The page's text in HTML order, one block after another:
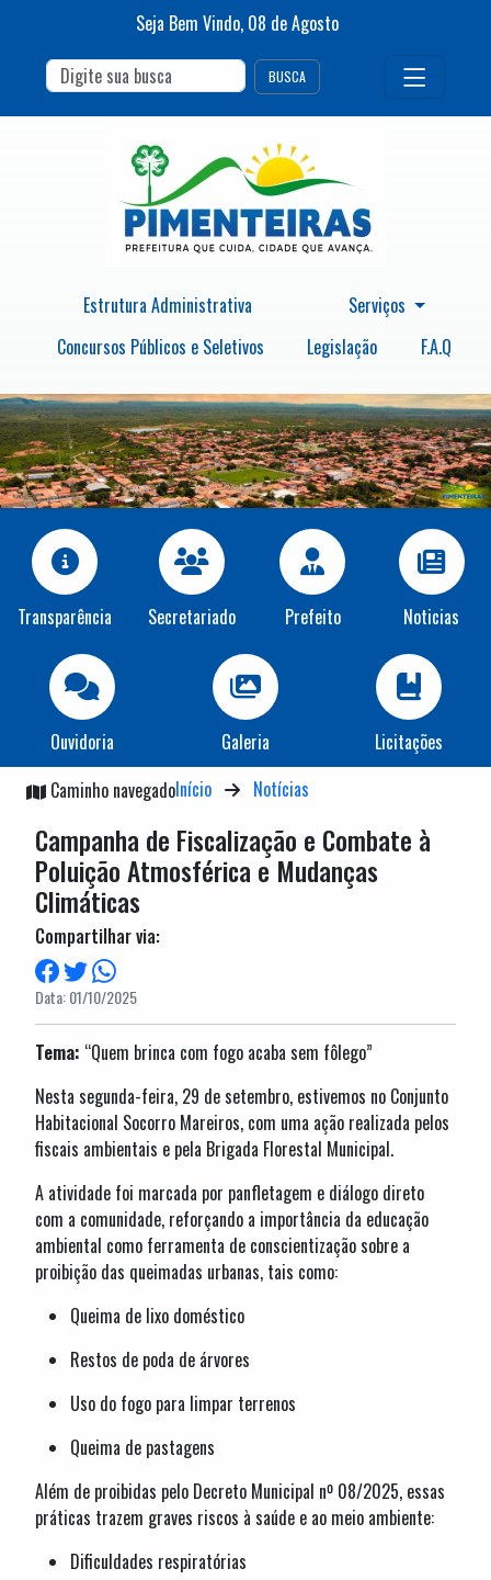
Seja Bem Vindo, 08 deAgosto
BUSCA
Estrutura Administrativa
Serviços
Concursos Públicos e Seletivos
Legislação F.A.Q
Transparência Secretariado Prefeito Noticias
Ouvidoria Galeria
Licitações
Caminho navegadoInício Notícias
Campanha de Fiscalização e Combate à
Poluição Atmosférica e Mudanças
Climáticas
Compartilhar via:
Data: 01/10/2025
Tema: “Quem brinca com fogo acaba sem fôlego”
Nesta segunda-feira, 29 de setembro, estivemos no Conjunto
Habitacional Socorro Mareiros, com uma ação realizada pelos
fiscais ambientais e pela Brigada Florestal Municipal.
A atividade foi marcada por panfletagem e diálogo direto
com a comunidade, reforçando a importância da educação
ambiental como ferramenta de conscientização sobre a
proibição das queimadas urbanas, tais como:
Queima de lixo doméstico
Restos de poda de árvores
Uso do fogo para limpar terrenos
Queima de pastagens
Além de proibidas pelo Decreto Municipal nº 08/2025, essas
práticas trazem graves riscos à saúde e ao meio ambiente:
Dificuldades respiratórias